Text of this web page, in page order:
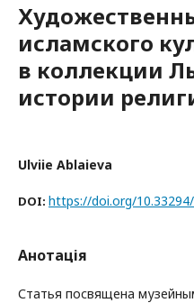
исламского
в коллекции
истории
Ulviie Ablaieva
DOI: https://doi.org/
Анотація
Статья посвящена